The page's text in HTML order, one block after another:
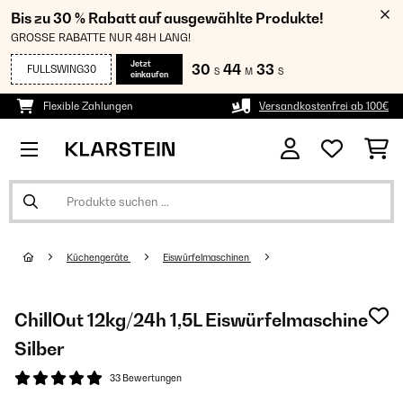
Bis zu 30 % Rabatt auf ausgewählte Produkte!
GROSSE RABATTE NUR 48H LANG!
FULLSWING30
Jetzt
einkaufen
30 S 44 M 32 S
Flexible Zahlungen Versandkostenfrei ab 100€
Küchengeräte Eiswürfelmaschinen
ChillOut 12kg/24h 1,5L Eiswürfelmaschine
Silber
33 Bewertungen